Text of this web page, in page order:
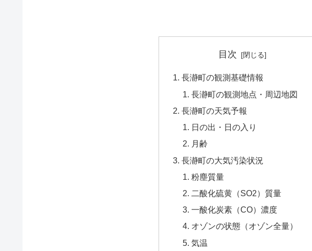
目次
長瀞町の観測基礎情報
長瀞町の観測地点・周辺地図
長瀞町の天気予報
日の出・日の入り
月齢
長瀞町の大気汚染状況
粉塵質量
二酸化硫黄（SO2）質量
一酸化炭素（CO）濃度
オゾンの状態（オゾン全量）
気温